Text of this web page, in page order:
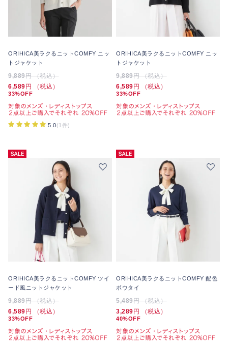
ORIHICA美ラクるニットCOMFY ニッ
トジャケット
9,889円 （税込）
6,589 円 （税込）
33%OFF
5.0(1件)
ORIHICA美ラクるニットCOMFY ニッ
トジャケット
9,889円 （税込）
6,589 円 （税込）
33%OFF
ORIHICA美ラクるニットCOMFY ツイ
ード風ニットジャケット
9,889円 （税込）
6,589 円 （税込）
33%OFF
ORIHICA美ラクるニットCOMFY 配色
ボウタイ
5,489円 （税込）
3,289 円 （税込）
40%OFF